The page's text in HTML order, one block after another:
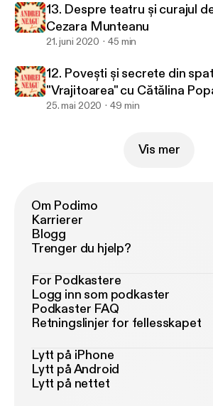
13. Despre teatru și curajul
Cezara Munteanu
21. juni 2020 45 min
12. Povești și secrete din
"Vrajitoarea" cu Cătălina
25. mai 2020 49 min
Vis mer
Om Podimo
Karrierer
Blogg
Trenger du hjelp?
For Podkastere
Logg inn som podkaster
Podkaster FAQ
Retningslinjer for fellesskapet
Lytt på iPhone
Lytt på Android
Lytt på nettet